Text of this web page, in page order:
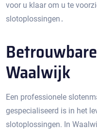
voor u klaar om u te
slotoplossingen․
Waalwijk
Een professionele
gespecialiseerd is in het
slotoplossingen. In